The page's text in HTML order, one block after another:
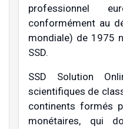
professionnel
conformément au
mondiale) de 1975
SSD.
SSD Solution
scientifiques de
continents formés
monétaires, qui